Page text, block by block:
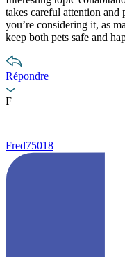
takes careful attention and
you’re considering it, as
keep both pets safe and
Répondre
F
Fred75018